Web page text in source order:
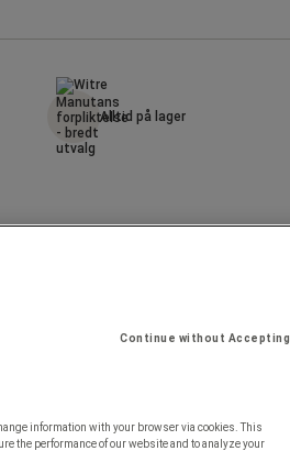
Alltid på lager
Continue without Accepting
information with your browser via cookies. This
the performance of our website and to analyze your